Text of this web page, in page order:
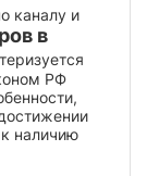
каналу и
в
РФ
наличию